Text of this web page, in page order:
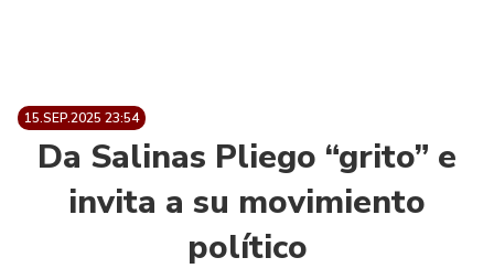
15.SEP.2025 23:54
Da Salinas Pliego “grito” e
invita a su movimiento
político